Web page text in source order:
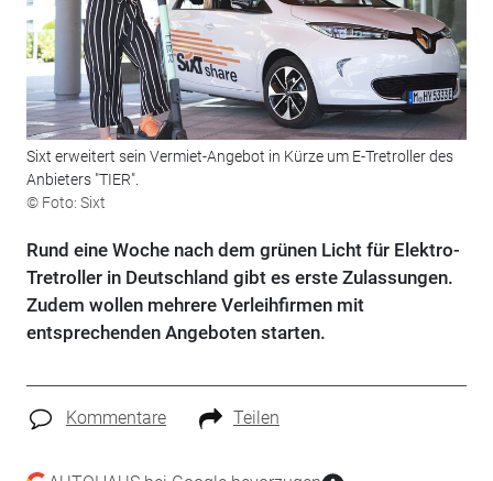
Sixt erweitert sein Vermiet-Angebot in Kürze um E-Tretroller des
Anbieters "TIER".
© Foto: Sixt
Rund eine Woche nach dem grünen Licht für Elektro-
Tretroller in Deutschland gibt es erste Zulassungen.
Zudem wollen mehrere Verleihfirmen mit
entsprechenden Angeboten starten.
Kommentare Teilen